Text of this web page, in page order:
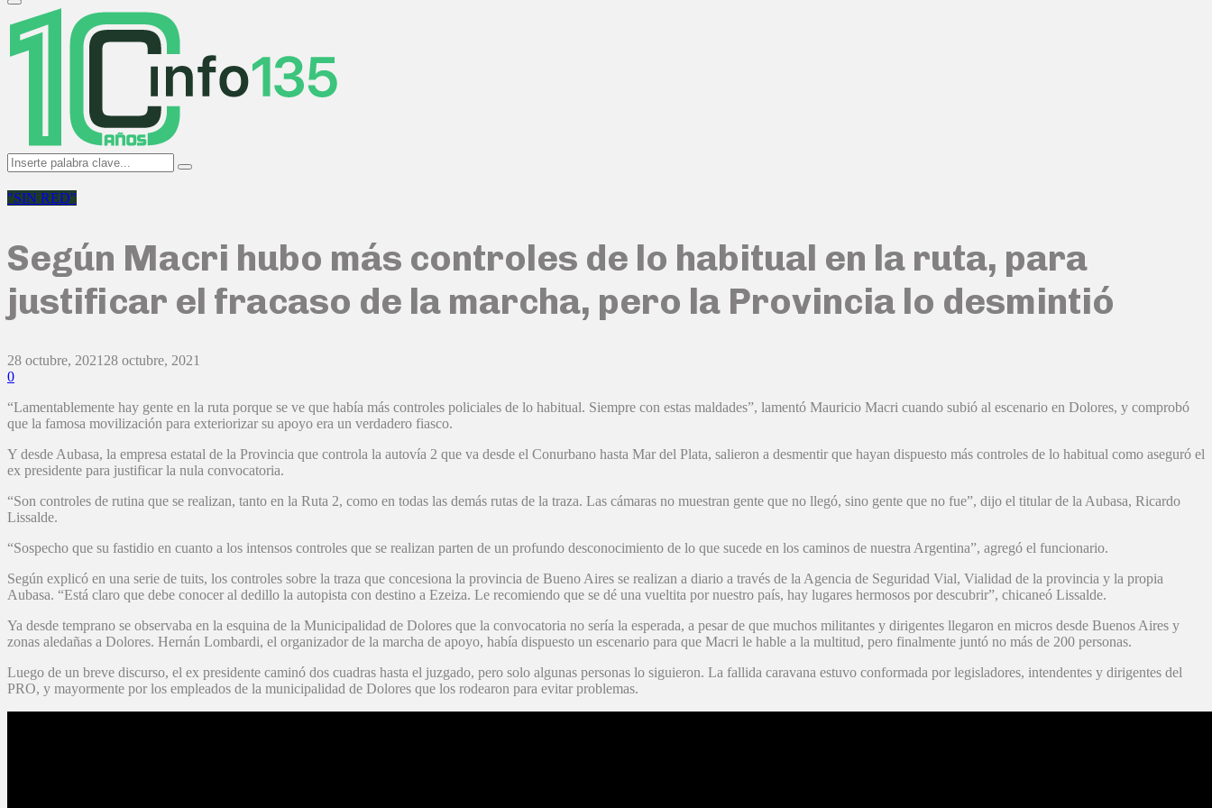
Primary
Menu
Search
for:
Search
"SIN RED"
Según Macri hubo más controles de lo habitual en la ruta, para
justificar el fracaso de la marcha, pero la Provincia lo desmintió
28 octubre, 2021 28 octubre, 2021
0
“Lamentablemente hay gente en la ruta porque se ve que había más controles policiales de lo habitual. Siempre con estas maldades”, lamentó Mauricio Macri cuando subió al escenario en Dolores, y comprobó
que la famosa movilización para exteriorizar su apoyo era un verdadero fiasco.
Y desde Aubasa, la empresa estatal de la Provincia que controla la autovía 2 que va desde el Conurbano hasta Mar del Plata, salieron a desmentir que hayan dispuesto más controles de lo habitual como aseguró el
ex presidente para justificar la nula convocatoria.
“Son controles de rutina que se realizan, tanto en la Ruta 2, como en todas las demás rutas de la traza. Las cámaras no muestran gente que no llegó, sino gente que no fue”, dijo el titular de la Aubasa, Ricardo
Lissalde.
“Sospecho que su fastidio en cuanto a los intensos controles que se realizan parten de un profundo desconocimiento de lo que sucede en los caminos de nuestra Argentina”, agregó el funcionario.
Según explicó en una serie de tuits, los controles sobre la traza que concesiona la provincia de Bueno Aires se realizan a diario a través de la Agencia de Seguridad Vial, Vialidad de la provincia y la propia
Aubasa. “Está claro que debe conocer al dedillo la autopista con destino a Ezeiza. Le recomiendo que se dé una vueltita por nuestro país, hay lugares hermosos por descubrir”, chicaneó Lissalde.
Ya desde temprano se observaba en la esquina de la Municipalidad de Dolores que la convocatoria no sería la esperada, a pesar de que muchos militantes y dirigentes llegaron en micros desde Buenos Aires y
zonas aledañas a Dolores. Hernán Lombardi, el organizador de la marcha de apoyo, había dispuesto un escenario para que Macri le hable a la multitud, pero finalmente juntó no más de 200 personas.
Luego de un breve discurso, el ex presidente caminó dos cuadras hasta el juzgado, pero solo algunas personas lo siguieron. La fallida caravana estuvo conformada por legisladores, intendentes y dirigentes del
PRO, y mayormente por los empleados de la municipalidad de Dolores que los rodearon para evitar problemas.